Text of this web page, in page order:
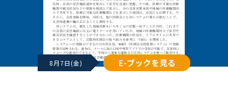
8月7日(金) E-ブックを見る